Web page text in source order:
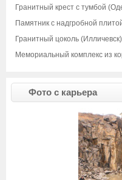
Гранитный крест с тумбой
Памятник с надгробной
Гранитный цоколь (Илличевск)
Мемориальный комплекс из
Фото с карьера